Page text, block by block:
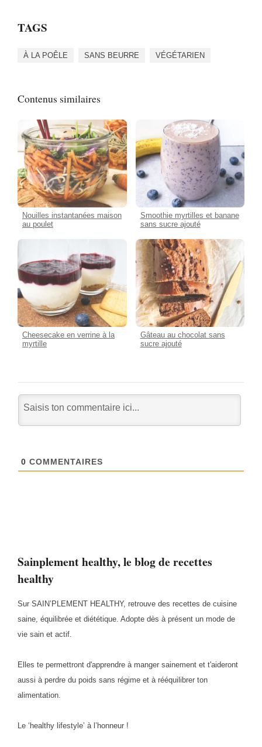
Sainplement healthy, le blog de recettes
healthy
Sur SAIN’PLEMENT HEALTHY, retrouve des recettes de cuisine
saine, équilibrée et diététique. Adopte dès à présent un mode de
vie sain et actif.
Elles te permettront d'apprendre à manger sainement et t'aideront
aussi à perdre du poids sans régime et à rééquilibrer ton
alimentation.
Le ‘healthy lifestyle’ à l’honneur !
TAGS
À LA POÊLE SANS BEURRE VÉGÉTARIEN
Contenus similaires
Nouilles instantanées maison
au poulet
Smoothie myrtilles et banane
sans sucre ajouté
Cheesecake en verrine à la
myrtille
Gâteau au chocolat sans
sucre ajouté
0 COMMENTAIRES